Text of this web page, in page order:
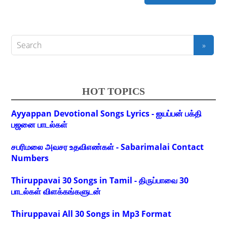
HOT TOPICS
Ayyappan Devotional Songs Lyrics - ஐயப்பன் பக்தி
பஜனை பாடல்கள்
சபரிமலை அவசர உதவிஎண்கள் - Sabarimalai Contact
Numbers
Thiruppavai 30 Songs in Tamil - திருப்பாவை 30
பாடல்கள் விளக்கங்களுடன்
Thiruppavai All 30 Songs in Mp3 Format